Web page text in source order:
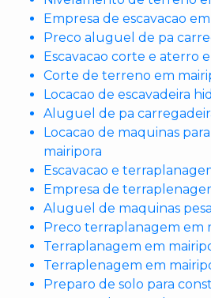
Empresa de escavacao
Preco aluguel de pa
Escavacao corte e aterro
Corte de terreno em
Locacao de escavadeira
Aluguel de pa
Locacao de maquinas
mairipora
Escavacao e
Empresa de
Aluguel de maquinas
Preco terraplanagem em
Terraplanagem em
Terraplenagem em
Preparo de solo para